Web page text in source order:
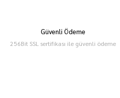
Güvenli Ödeme
256Bit SSL sertifikası ile güvenli ödeme